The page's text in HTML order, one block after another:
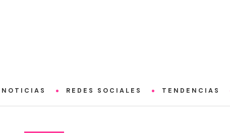
NOTICIAS REDES SOCIALES TENDENCIAS